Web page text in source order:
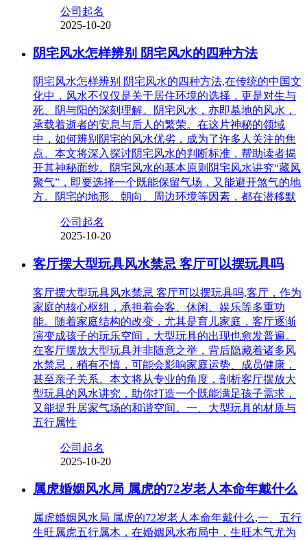
公司起名
2025-10-20
阴宅风水怎样辨别 阴宅风水的四种方法
阴宅风水怎样辨别 阴宅风水的四种方法,在传统的中国文
化中，风水不仅仅是关于居住环境的选择，更是对生与
死、阴与阳的深刻理解。阴宅风水，亦即墓地的风水，
承载着逝者的安息与后人的繁荣。在这片神秘的领域
中，如何辨别阴宅的风水优劣，成为了许多人关注的焦
点。本文将深入探讨阴宅风水的判断标准，帮助读者揭
开其神秘面纱。阴宅风水的基本原则阴宅风水讲究“藏风
聚气”，即要选择一个既能保留气场，又能避开煞气的地
方。阴宅的地形、朝向、周边环境等因素，都在潜移默
公司起名
2025-10-20
客厅摆大型玩具风水禁忌 客厅可以摆玩具吗
客厅摆大型玩具风水禁忌 客厅可以摆玩具吗,客厅，作为
家庭的核心枢纽，承担着会客、休闲、娱乐等多重功
能。随着家庭结构的改变，尤其是育儿家庭，客厅逐渐
演变成孩子的玩乐空间，大型玩具的出现也愈发普遍。
在客厅摆放大型玩具并非随意之举，背后隐藏着诸多风
水禁忌，稍有不慎，可能会影响家庭运势、成员健康，
甚至亲子关系。本文将从专业的角度，剖析客厅摆放大
型玩具的风水讲究，助你打造一个既能满足孩子需求，
又能提升居家气场的和谐空间。一、大型玩具的材质与
五行属性
公司起名
2025-10-20
属虎婚姻风水局 属虎的72岁老人本命年戴什么
属虎婚姻风水局 属虎的72岁老人本命年戴什么,一、五行
生旺属虎五行属木，在婚姻风水布局中，生旺木气尤为